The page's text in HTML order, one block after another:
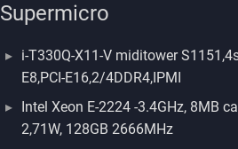
Supermicro
i-T330Q-X11-V miditower
E8,PCI-E16,2/4DDR4,IPMI
Intel Xeon E-2224 -3.4GHz, 8MB
2,71W, 128GB 2666MHz